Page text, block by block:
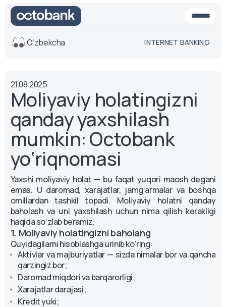
O'rta
versiya
versiya
Ovoz
Matn o'lchami
Aa -
Aa
Aa +
Oʻzbekcha INTERNET BANKING
21.08.2025
Moliyaviy holatingizni
qanday yaxshilash
mumkin: Octobank
yo‘riqnomasi
Yaxshi moliyaviy holat — bu faqat yuqori maosh degani
emas. U daromad, xarajatlar, jamg‘armalar va boshqa
omillardan tashkil topadi. Moliyaviy holatni qanday
baholash va uni yaxshilash uchun nima qilish kerakligi
haqida so‘zlab beramiz.
1. Moliyaviy holatingizni baholang
Quyidagilarni hisoblashga urinib ko‘ring:
Aktivlar va majburiyatlar — sizda nimalar bor va qancha
qarzingiz bor;
Daromad miqdori va barqarorligi;
Xarajatlar darajasi;
Kredit yuki;